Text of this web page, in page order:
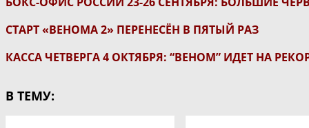
СТАРТ «ВЕНОМА 2» ПЕРЕНЕСЁН В ПЯТЫЙ РАЗ
КАССА ЧЕТВЕРГА 4 ОКТЯБРЯ: “ВЕНОМ” ИДЕТ НА
В ТЕМУ: